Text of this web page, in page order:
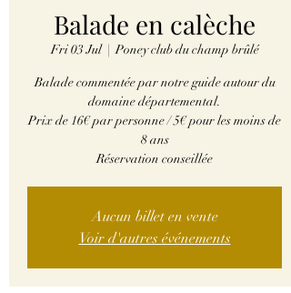
Balade en calèche
Fri 03 Jul
  |
Poney club du champ brûlé
Balade commentée par notre guide autour du
domaine départemental.
Prix de 16€ par personne / 5€ pour les moins de
8 ans
Réservation conseillée
Aucun billet en vente
Voir d'autres événements